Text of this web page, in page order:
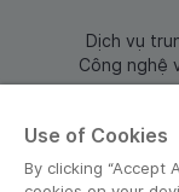
Dịch vụ
Công nghệ
Use of Cookies
By clicking “Accept